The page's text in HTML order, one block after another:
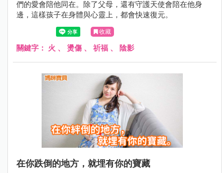
們的愛會陪他同在。除了父母，還有守護天使會陪在他身
邊，這樣孩子在身體與心靈上，都會快速復元。
收藏
關鍵字： 火 、 燙傷 、 祈福 、 陰影
在你跌倒的地方，就埋有你的寶藏